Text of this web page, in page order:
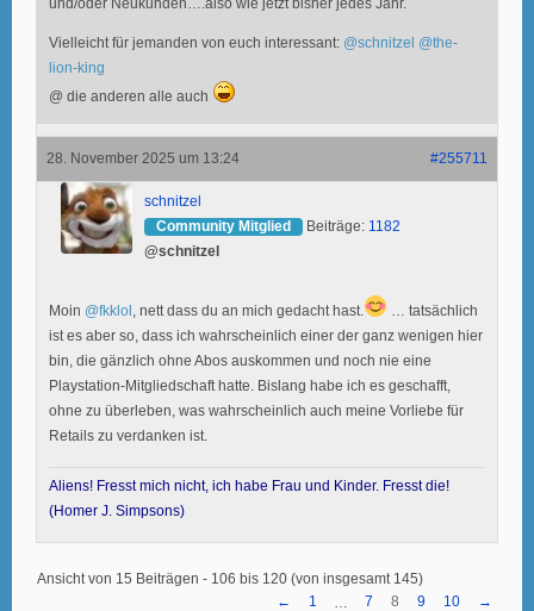
und/oder Neukunden….also wie jetzt bisher jedes Jahr.
Vielleicht für jemanden von euch interessant: @schnitzel @the-
lion-king
@ die anderen alle auch
28. November 2025 um 13:24 #255711
schnitzel
Community Mitglied
Beiträge: 1182
@schnitzel
Moin @fkklol , nett dass du an mich gedacht hast.
… tatsächlich
ist es aber so, dass ich wahrscheinlich einer der ganz wenigen hier
bin, die gänzlich ohne Abos auskommen und noch nie eine
Playstation-Mitgliedschaft hatte. Bislang habe ich es geschafft,
ohne zu überleben, was wahrscheinlich auch meine Vorliebe für
Retails zu verdanken ist.
Aliens! Fresst mich nicht, ich habe Frau und Kinder. Fresst die!
(Homer J. Simpsons)
Ansicht von 15 Beiträgen - 106 bis 120 (von insgesamt 145)
←
1 7 8 9 10 →